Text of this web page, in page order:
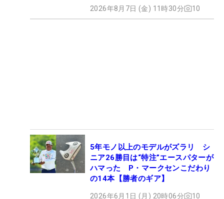
2026年8月7日 (金) 11時30分 10
5年モノ以上のモデルがズラリ シ
ニア26勝目は“特注”エースパターが
ハマった P・マークセンこだわり
の14本【勝者のギア】
2026年6月1日 (月) 20時06分 10